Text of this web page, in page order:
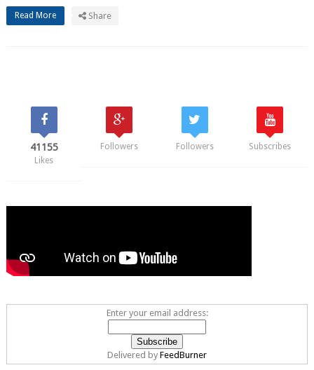
Read More Share
41155
Likes
Followers Followers Subscribes
Enter your email address:
Delivered by FeedBurner